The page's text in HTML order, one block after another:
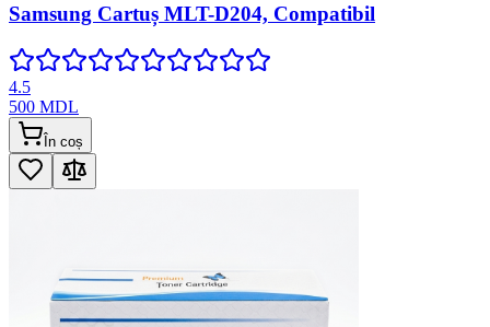
Samsung Cartuș MLT-D204, Compatibil
4.5
500 MDL
În coș